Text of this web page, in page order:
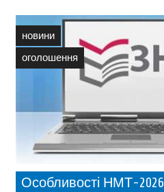
новини
оголошення
Особливості НМТ-2026